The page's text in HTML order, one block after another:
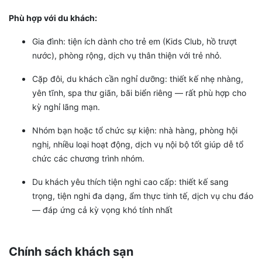
Phù hợp với du khách:
Gia đình: tiện ích dành cho trẻ em (Kids Club, hồ trượt
nước), phòng rộng, dịch vụ thân thiện với trẻ nhỏ.
Cặp đôi, du khách cần nghỉ dưỡng: thiết kế nhẹ nhàng,
yên tĩnh, spa thư giãn, bãi biển riêng — rất phù hợp cho
kỳ nghỉ lãng mạn.
Nhóm bạn hoặc tổ chức sự kiện: nhà hàng, phòng hội
nghị, nhiều loại hoạt động, dịch vụ nội bộ tốt giúp dễ tổ
chức các chương trình nhóm.
Du khách yêu thích tiện nghi cao cấp: thiết kế sang
trọng, tiện nghi đa dạng, ẩm thực tinh tế, dịch vụ chu đáo
— đáp ứng cả kỳ vọng khó tính nhất
Chính sách khách sạn